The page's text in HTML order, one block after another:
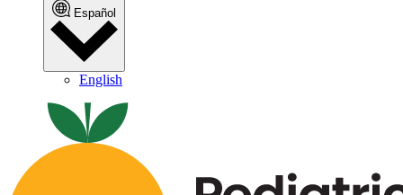
Español
English